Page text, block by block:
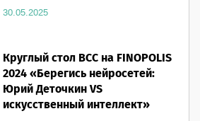
30.05.2025
Круглый стол ВСС на FINOPOLIS
2024 «Берегись нейросетей:
Юрий Деточкин VS
искусственный интеллект»